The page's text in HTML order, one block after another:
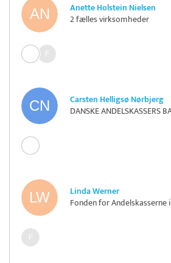
Anette Holstein Nielsen
2 fælles virksomheder
Carsten Helligsø Nørbjerg
DANSKE ANDELSKASSERS
Linda Werner
Fonden for Andelskasserne